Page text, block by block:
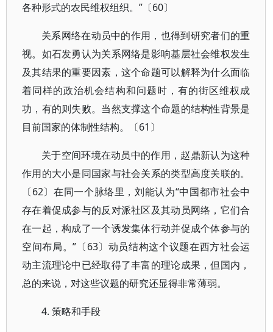
各种形式的农民维权组织。”〔60〕
关系网络在动员中的作用，也得到研究者们的重
视。如石发勇认为关系网络是影响基层社会维权发生
及其结果的重要因素，这个命题可以解释为什么面临
着同样的政治机会结构和问题时，有的街区维权成
功，有的则失败。当然支撑这个命题的结构性背景是
目前国家的体制性结构。〔61〕
关于空间环境在动员中的作用，赵鼎新认为这种
作用的大小是同国家与社会关系的类型高度关联的。
〔62〕在同一个脉络里，刘能认为“中国都市社会中
存在着促成参与的反对派社区及其动员网络，它们合
在一起，构成了一个诱发集体行动并促成个体参与的
空间布局。”〔63〕动员结构这个议题在西方社会运
动主流理论中已经取得了丰富的理论成果，但国内，
总的来说，对这些议题的研究还显得非常薄弱。
4. 策略和手段